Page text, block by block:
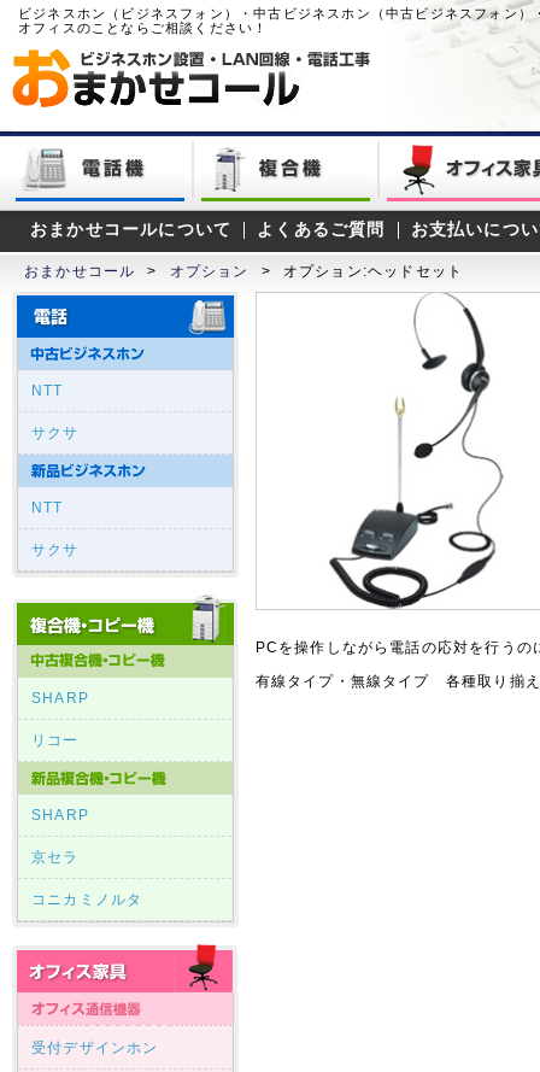
ビジネスホン（ビジネスフォン）・中古ビジネスホン（中古ビジネスフォン
オフィスのことならご相談ください！
おまかせコールについて よくあるご質問 お支払いにつ
おまかせコール > オプション > オプション:ヘッドセット
NTT
サクサ
NTT
サクサ
SHARP
リコー
SHARP
京セラ
コニカミノルタ
受付デザインホン
PCを操作しながら電話の応対を行う
有線タイプ・無線タイプ 各種取り揃